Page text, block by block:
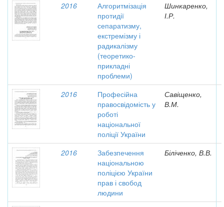
2016
Алгоритмізація
протидії
сепаратизму,
екстремізму і
радикалізму
(теоретико-
прикладні
проблеми)
Шинкаренко,
І.Р.
2016
Професійна
правосвідомість у
роботі
національної
поліції України
Савіщенко,
В.М.
2016
Забезпечення
національною
поліцією України
прав і свобод
людини
Біліченко, В.В.